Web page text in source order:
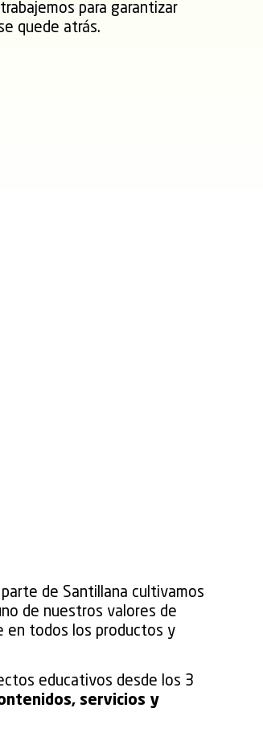
para garantizar
quede atrás.
de Santillana cultivamos
de nuestros valores de
en todos los productos y
educativos desde los 3
servicios y